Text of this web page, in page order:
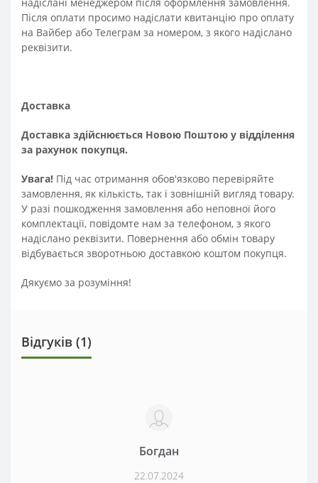
Після оплати просимо надіслати квитанцію про оплату
на Вайбер або Телеграм за номером, з якого надіслано
реквізити.
Доставка
Доставка здійснюється Новою Поштою у відділення
за рахунок покупця.
Увага! Під час отримання обов'язково перевіряйте
замовлення, як кількість, так і зовнішній вигляд товару.
У разі пошкодження замовлення або неповної його
комплектації, повідомте нам за телефоном, з якого
надіслано реквізити. Повернення або обмін товару
відбувається зворотньою доставкою коштом покупця.
Дякуємо за розуміння!
Відгуків (1)
Богдан
22.07.2024